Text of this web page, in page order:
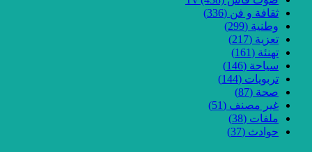
ثقافة و فن (336)
وطنية (299)
تعزية (217)
تهنئة (161)
سياحة (146)
تربويات (144)
صحة (87)
غير مصنف (51)
ملفات (38)
حوادث (37)